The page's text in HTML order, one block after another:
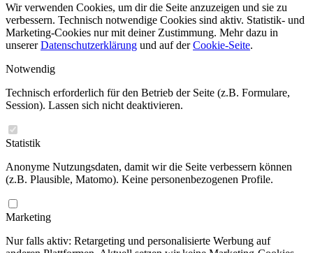
Wir verwenden Cookies, um dir die Seite anzuzeigen und sie zu
verbessern. Technisch notwendige Cookies sind aktiv. Statistik- und
Marketing-Cookies nur mit deiner Zustimmung. Mehr dazu in
unsererDatenschutzerklärung und auf derCookie-Seite.
Notwendig
Technisch erforderlich für den Betrieb der Seite (z.B. Formulare,
Session). Lassen sich nicht deaktivieren.
Statistik
Anonyme Nutzungsdaten, damit wir die Seite verbessern können
(z.B. Plausible, Matomo). Keine personenbezogenen Profile.
Marketing
Nur falls aktiv: Retargeting und personalisierte Werbung auf